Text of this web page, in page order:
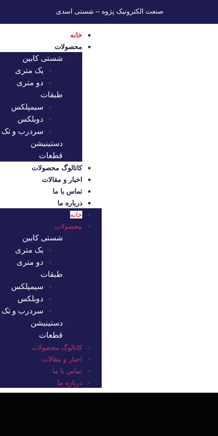
صنعت الکترونیک پژوه – شستی اسدی
خانه
محصولات
شستی کابین
یک متری
دو متری
طبقات
سیمپلکس
دوبلکس
سردرب و تک
دستینیشن
قطعات
کاتالوگ محصولات
اخبار و مقالات
تماس با ما
درباره ما
خانه
محصولات
شستی کابین
یک متری
دو متری
طبقات
سیمپلکس
دوبلکس
سردرب و تک
دستینیشن
قطعات
کاتالوگ محصولات
اخبار و مقالات
تماس با ما
درباره ما